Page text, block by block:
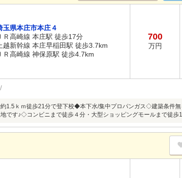
玉県本庄市本庄４
ＪＲ高崎線 本庄駅 徒歩17分
上越新幹線 本庄早稲田駅 徒歩3.7km
ＪＲ高崎線 神保原駅 徒歩4.7km
700
万円
1.5ｋｍ徒歩21分で登下校◆本下水/集中プロパンガス◇建築条件
です♪◇コンビニまで徒歩４分・大型ショッピングモールまで徒歩